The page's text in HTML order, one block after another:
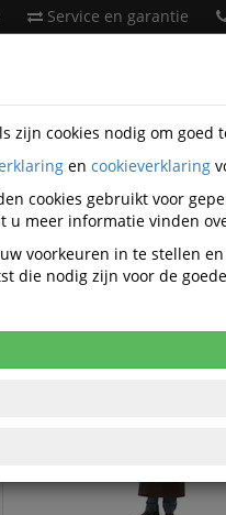
Service en garantie
Veiligheidsartikelen
zijn cookies nodig om
en cookieverklaring
cookies gebruikt voor
u meer informatie vinden
voorkeuren in te stellen
die nodig zijn voor de